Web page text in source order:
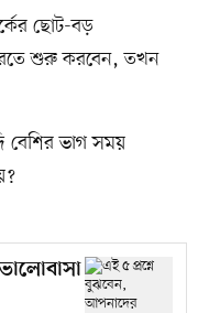
ছোট-বড়
শুরু করবেন, তখন
বেশির ভাগ সময়